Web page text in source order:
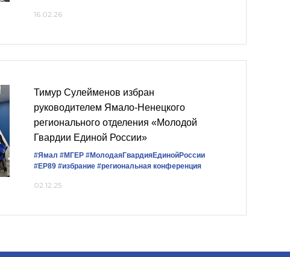
16.02.26
Тимур Сулейменов избран
руководителем Ямало-Ненецкого
регионального отделения «Молодой
Гвардии Единой России»
#Ямал #‎МГЕР‬ #МолодаяГвардияЕдинойРоссии
#ЕР89 #избрание #региональная конференция
02.12.25